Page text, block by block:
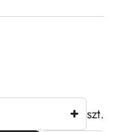
szt.